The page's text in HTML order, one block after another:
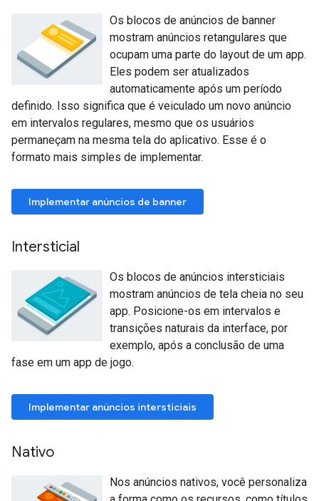
Os blocos de anúncios de banner
mostram anúncios retangulares que
ocupam uma parte do layout de um app.
Eles podem ser atualizados
automaticamente após um período
definido. Isso significa que é veiculado um novo anúncio
em intervalos regulares, mesmo que os usuários
permaneçam na mesma tela do aplicativo. Esse é o
formato mais simples de implementar.
Implementar anúncios de banner
Intersticial
Os blocos de anúncios intersticiais
mostram anúncios de tela cheia no seu
app. Posicione-os em intervalos e
transições naturais da interface, por
exemplo, após a conclusão de uma
fase em um app de jogo.
Implementar anúncios intersticiais
Nativo
Nos anúncios nativos, você personaliza